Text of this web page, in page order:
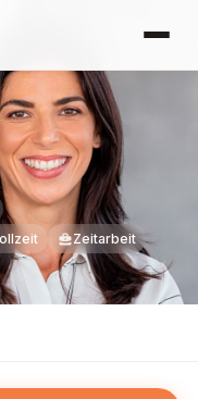
Zeitarbeit